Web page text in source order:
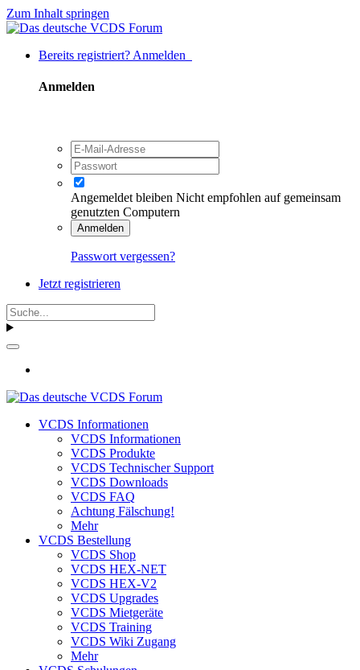
Zum Inhalt springen
Bereits registriert? Anmelden
Anmelden
Angemeldet bleiben Nicht empfohlen auf gemeinsam
genutzten Computern
Anmelden
Passwort vergessen?
Jetzt registrieren
VCDS Informationen
VCDS Informationen
VCDS Produkte
VCDS Technischer Support
VCDS Downloads
VCDS FAQ
Achtung Fälschung!
Mehr
VCDS Bestellung
VCDS Shop
VCDS HEX-NET
VCDS HEX-V2
VCDS Upgrades
VCDS Mietgeräte
VCDS Training
VCDS Wiki Zugang
Mehr